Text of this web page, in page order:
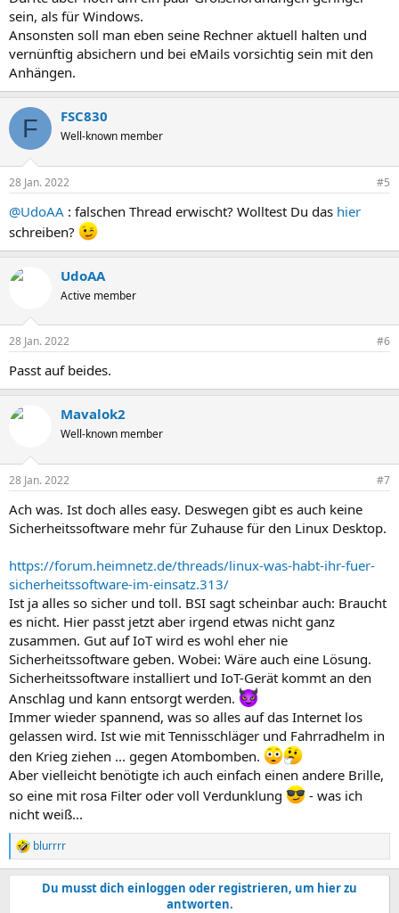
:
sein, als für Windows.
Ansonsten soll man eben seine Rechner aktuell halten und
vernünftig absichern und bei eMails vorsichtig sein mit den
Anhängen.
F FSC830
Well-known member
28 Jan. 2022 #5
@UdoAA : falschen Thread erwischt? Wolltest Du das hier
schreiben?
UdoAA
Active member
28 Jan. 2022 #6
Passt auf beides.
Mavalok2
Well-known member
28 Jan. 2022 #7
Ach was. Ist doch alles easy. Deswegen gibt es auch keine
Sicherheitssoftware mehr für Zuhause für den Linux Desktop.
https://forum.heimnetz.de/threads/linux-was-habt-ihr-fuer-
sicherheitssoftware-im-einsatz.313/
Ist ja alles so sicher und toll. BSI sagt scheinbar auch: Braucht
es nicht. Hier passt jetzt aber irgend etwas nicht ganz
zusammen. Gut auf IoT wird es wohl eher nie
Sicherheitssoftware geben. Wobei: Wäre auch eine Lösung.
Sicherheitssoftware installiert und IoT-Gerät kommt an den
Anschlag und kann entsorgt werden.
Immer wieder spannend, was so alles auf das Internet los
gelassen wird. Ist wie mit Tennisschläger und Fahrradhelm in
den Krieg ziehen ... gegen Atombomben.
Aber vielleicht benötigte ich auch einfach einen andere Brille,
so eine mit rosa Filter oder voll Verdunklung
- was ich
nicht weiß...
R
e
a
blurrrr
Du musst dich einloggen oder registrieren, um hier zu
antworten.